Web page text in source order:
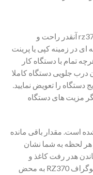
رابط کاربری و محیط فرمان دهی به rz370 آنقدر راحت و
در زمینه کپی یا پرینت
تمام با دستگاه کار
درب جلویی دستگاه کاملا
دستگاه را تعویض نمایید.
مزیت های دستگاه
است. مقدار باقی مانده
لحظه به شما نشان
هدر رفت کاغذ و
جلوگیری از چاپ های بریده بریده، ریسوگراف RZ370 به محض